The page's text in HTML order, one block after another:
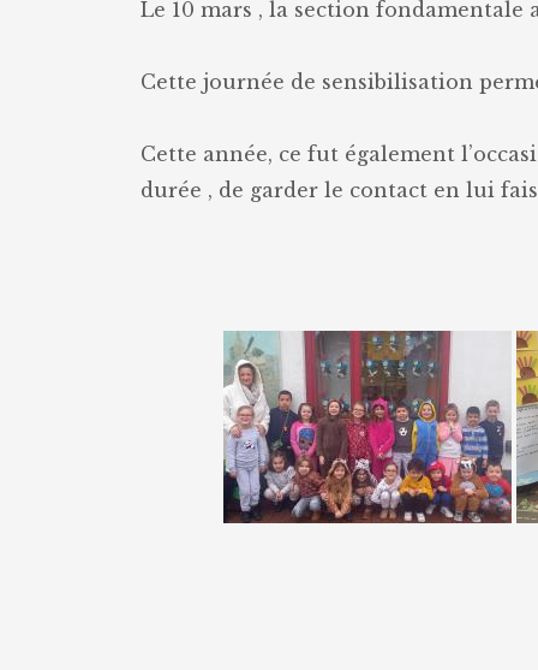
Le 10 mars , la section fondamentale
Cette journée de sensibilisation
Cette année, ce fut également
durée , de garder le contact en lui